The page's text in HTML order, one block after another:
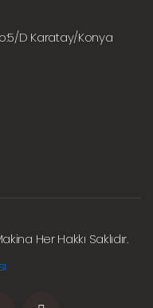
D Karatay/Konya
Her Hakkı Saklıdır.